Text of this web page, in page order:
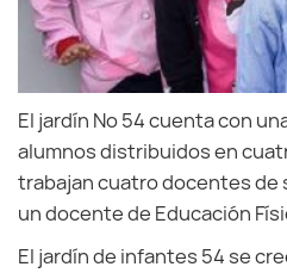
El jardín Nº 54 cuenta con
alumnos distribuidos en
trabajan cuatro docentes de
un docente de Educación
El jardín de infantes 54 se